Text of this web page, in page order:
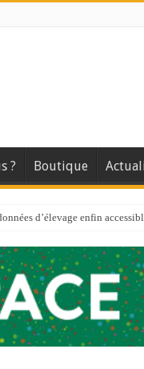
? Boutique
d’élevage enfin
du premier numéro de
de GTM 110
nous à améliorer la santé de
de GTM 91